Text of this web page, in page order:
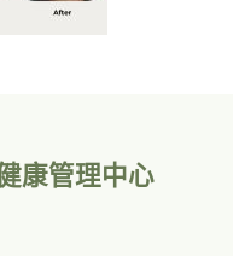
康管理中心